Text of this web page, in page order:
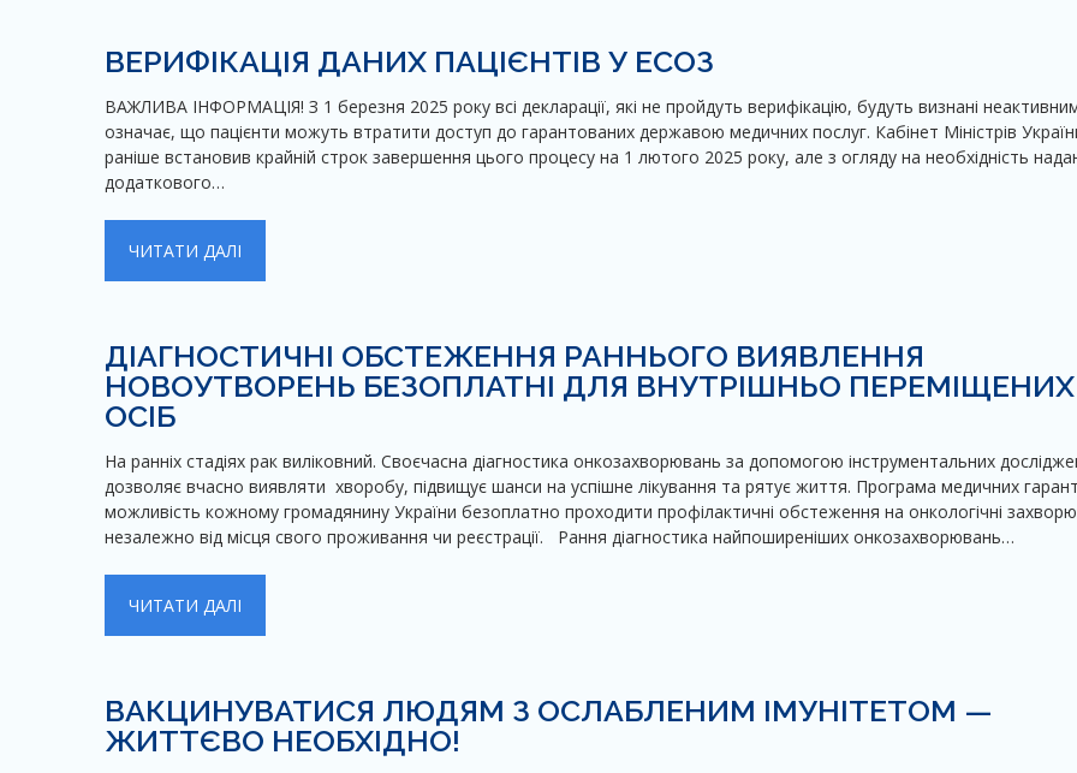
ВЕРИФІКАЦІЯ ДАНИХ ПАЦІЄНТІВ У ЕСОЗ
ВАЖЛИВА ІНФОРМАЦІЯ! З 1 березня 2025 року всі декларації, які не пройдуть верифікацію, будуть визнані
означає, що пацієнти можуть втратити доступ до гарантованих державою медичних послуг. Кабінет Міністрів
раніше встановив крайній строк завершення цього процесу на 1 лютого 2025 року, але з огляду на необхідність
додаткового…
ЧИТАТИ ДАЛІ
ДІАГНОСТИЧНІ ОБСТЕЖЕННЯ РАННЬОГО ВИЯВЛЕННЯ
НОВОУТВОРЕНЬ БЕЗОПЛАТНІ ДЛЯ ВНУТРІШНЬО ПЕРЕМІЩЕНИХ
ОСІБ
На ранніх стадіях рак виліковний. Своєчасна діагностика онкозахворювань за допомогою інструментальних
дозволяє вчасно виявляти хворобу, підвищує шанси на успішне лікування та рятує життя. Програма медичних
можливість кожному громадянину України безоплатно проходити профілактичні обстеження на онкологічні
незалежно від місця свого проживання чи реєстрації. Рання діагностика найпоширеніших онкозахворювань…
ЧИТАТИ ДАЛІ
ВАКЦИНУВАТИСЯ ЛЮДЯМ З ОСЛАБЛЕНИМ ІМУНІТЕТОМ —
ЖИТТЄВО НЕОБХІДНО!